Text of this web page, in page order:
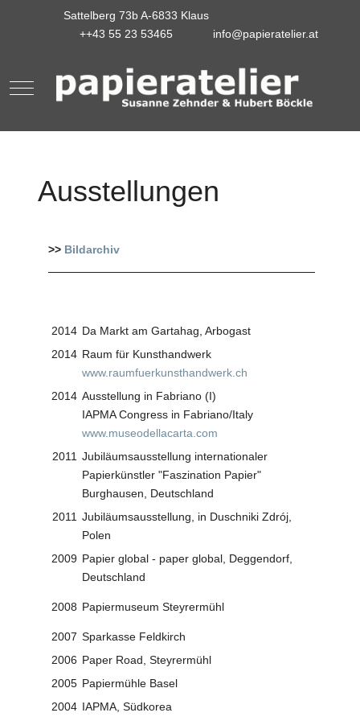
Sattelberg 73b A-6833 Klaus
++43 55 23 53465
info@papieratelier.at
Mobile Menu Toggle
Ausstellungen
>> Bildarchiv
2014 Da Markt am Gartahag, Arbogast
2014 Raum für Kunsthandwerk
www.raumfuerkunsthandwerk.ch
2014 Ausstellung in Fabriano (I)
IAPMA Congress in Fabriano/Italy
www.museodellacarta.com
2011 Jubiläumsausstellung internationaler
Papierkünstler "Faszination Papier"
Burghausen, Deutschland
2011 Jubiläumsausstellung, in Duschniki Zdrój,
Polen
2009 Papier global - paper global, Deggendorf,
Deutschland
2008 Papiermuseum Steyrermühl
2007 Sparkasse Feldkirch
2006 Paper Road, Steyrermühl
2005 Papiermühle Basel
2004 IAPMA, Südkorea